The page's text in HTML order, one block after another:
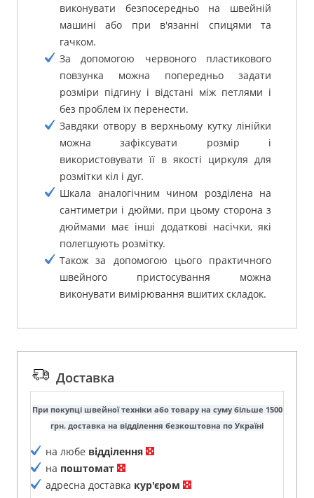
виконувати безпосередньо на швейній
машині або при в'язанні спицями та
гачком.
За допомогою червоного пластикового
повзунка можна попередньо задати
розміри підгину і відстані між петлями і
без проблем їх перенести.
Завдяки отвору в верхньому кутку лінійки
можна зафіксувати розмір і
використовувати її в якості циркуля для
розмітки кіл і дуг.
Шкала аналогічним чином розділена на
сантиметри і дюйми, при цьому сторона з
дюймами має інші додаткові насічки, які
полегшують розмітку.
Також за допомогою цього практичного
швейного пристосування можна
виконувати вимірювання вшитих складок.
Доставка
При покупці швейної техніки або товару на суму більше 1500
грн. доставка на відділення безкоштовна по Україні
на любе відділення
на поштомат
адресна доставка кур'єром